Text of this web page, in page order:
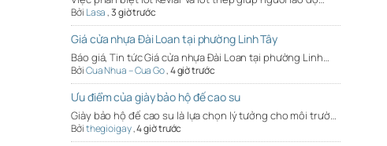
Bởi Lasa,3 giờ trước
Giá cửa nhựa Đài Loan tại phường Linh Tây
Báo giá, Tin tức Giá cửa nhựa Đài Loan tại phường Linh…
BởiCua Nhua – Cua Go,4 giờ trước
Ưu điểm của giày bảo hộ đế cao su
Giày bảo hộ đế cao su là lựa chọn lý tưởng cho môi trườ…
Bởithegioigay,4 giờ trước